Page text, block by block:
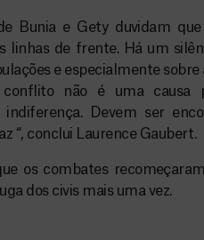
Bunia e Gety duvidam
linhas de frente. Há um
e especialmente
conflito não é uma causa
Devem ser
“, conclui Laurence Gaubert.
os combates
dos civis mais uma vez.